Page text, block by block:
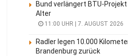
Bund verlängert BTU-
Alter
11:00 UHR | 7. AUGUST 2026
Radler legen 10.000
Brandenburg zurück